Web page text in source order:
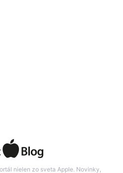
nielen zo sveta Apple. Novinky,